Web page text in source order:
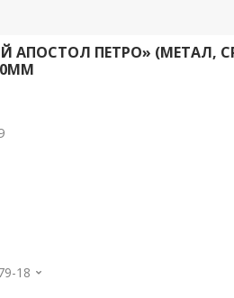
АПОСТОЛ ПЕТРО» (МЕТАЛ,
18